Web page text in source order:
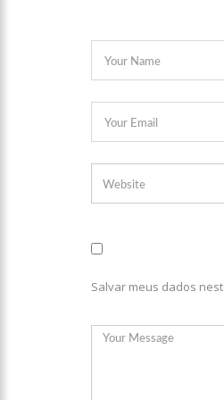
Salvar meus dados